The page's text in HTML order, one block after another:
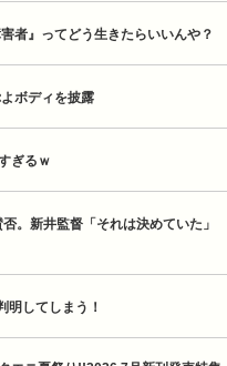
者』ってどう生きたらいいんや？
ボディを披露
ぎるｗ
。新井監督「それは決めていた」
明してしまう！